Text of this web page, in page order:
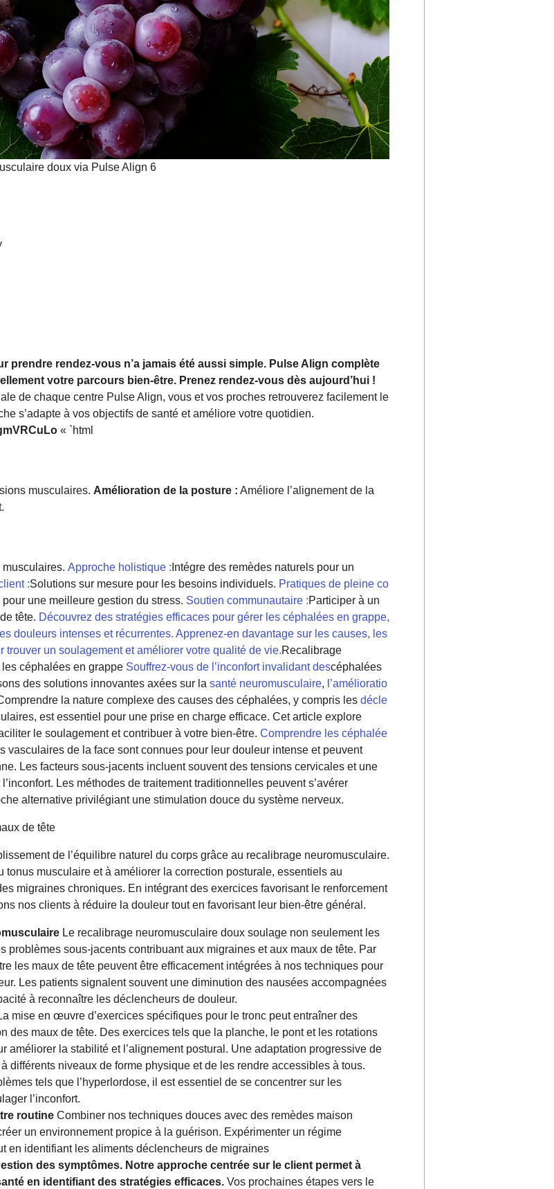
doux via Pulse Align 6
prendre rendez-vous n’a jamais été aussi simple. Pulse Align complète
votre parcours bien-être. Prenez rendez-vous dès aujourd’hui !
de chaque centre Pulse Align, vous et vos proches retrouverez facilement le
s’adapte à vos objectifs de santé et améliore votre quotidien.
« `html
musculaires. Amélioration de la posture : Améliore l’alignement de la
Approche holistique : Intégre des remèdes naturels pour un
:Solutions sur mesure pour les besoins individuels. Pratiques de pleine co
une meilleure gestion du stress. Soutien communautaire :Participer à un
tête. Découvrez des stratégies efficaces pour gérer les céphalées en grappe,
douleurs intenses et récurrentes. Apprenez-en davantage sur les causes, les
trouver un soulagement et améliorer votre qualité de vie.Recalibrage
céphalées en grappe Souffrez-vous de l’inconfort invalidant descéphalées
des solutions innovantes axées sur la santé neuromusculaire, l’amélioratio
la nature complexe des causes des céphalées, y compris les décle
est essentiel pour une prise en charge efficace. Cet article explore
le soulagement et contribuer à votre bien-être. Comprendre les céphalée
vasculaires de la face sont connues pour leur douleur intense et peuvent
Les facteurs sous-jacents incluent souvent des tensions cervicales et une
Les méthodes de traitement traditionnelles peuvent s’avérer
alternative privilégiant une stimulation douce du système nerveux.
de tête
de l’équilibre naturel du corps grâce au recalibrage neuromusculaire.
musculaire et à améliorer la correction posturale, essentiels au
migraines chroniques. En intégrant des exercices favorisant le renforcement
nos clients à réduire la douleur tout en favorisant leur bien-être général.
Le recalibrage neuromusculaire doux soulage non seulement les
problèmes sous-jacents contribuant aux migraines et aux maux de tête. Par
les maux de tête peuvent être efficacement intégrées à nos techniques pour
Les patients signalent souvent une diminution des nausées accompagnées
à reconnaître les déclencheurs de douleur.
mise en œuvre d’exercices spécifiques pour le tronc peut entraîner des
des maux de tête. Des exercices tels que la planche, le pont et les rotations
améliorer la stabilité et l’alignement postural. Une adaptation progressive de
différents niveaux de forme physique et de les rendre accessibles à tous.
tels que l’hyperlordose, il est essentiel de se concentrer sur les
l’inconfort.
routine Combiner nos techniques douces avec des remèdes maison
un environnement propice à la guérison. Expérimenter un régime
en identifiant les aliments déclencheurs de migraines
des symptômes. Notre approche centrée sur le client permet à
en identifiant des stratégies efficaces. Vos prochaines étapes vers le